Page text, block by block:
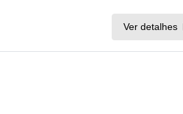
Ver detalhes